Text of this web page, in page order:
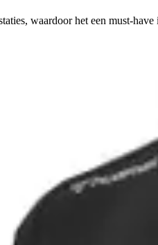
waardoor het een must-